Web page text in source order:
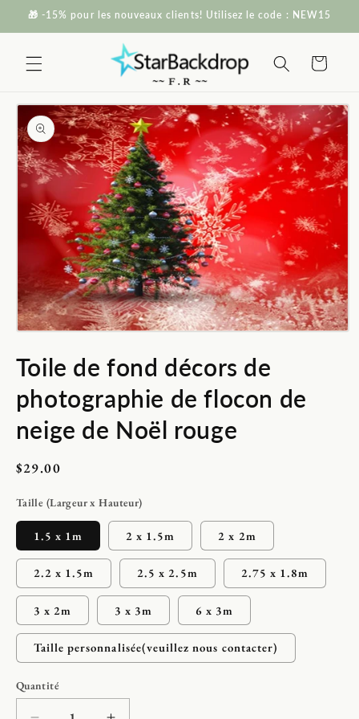
et passer
🎁 -15% pour les nouveaux clients! Utilisez le code : NEW15
Panier
Passer aux
informations
produits
Ouvrir
média
une
fenêtre
modale
Toile de fond décors de
photographie de flocon de
neige de Noël rouge
Prix
$29.00
Taille (Largeur x Hauteur)
1.5 x 1m 2 x 1.5m 2 x 2m
2.2 x 1.5m 2.5 x 2.5m 2.75 x 1.8m
3 x 2m 3 x 3m 6 x 3m
Taille personnalisée(veuillez nous contacter)
Quantité